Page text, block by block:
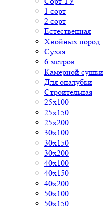
1 сорт
2 сорт
Естественная
Хвойных пород
Сухая
6 метров
Камерной сушки
Для опалубки
Строительная
25x100
25x150
25x200
30x100
30x150
30x200
40x100
40x150
40x200
50x100
50x150